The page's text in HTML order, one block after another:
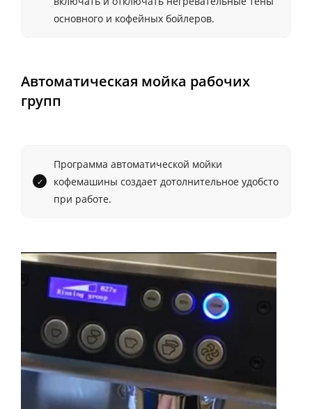
основного и кофейных бойлеров.
Автоматическая мойка рабочих
групп
Программа автоматической мойки
кофемашины создает дотолнительное удобсто
при работе.